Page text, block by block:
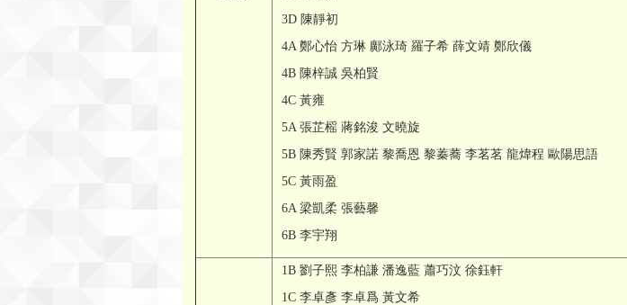
3D 陳靜初
4A 鄭心怡 方琳 鄺泳琦 羅子希 薛文靖 鄭欣儀
4B 陳梓誠 吳柏賢
4C 黃雍
5A 張芷榣 蔣銘浚 文曉旋
5B 陳秀賢 郭家諾 黎喬恩 黎蓁蕎 李茗茗 龍煒程 歐陽思語
5C 黃雨盈
6A 梁凱柔 張藝馨
6B 李宇翔
1B 劉子熙 李柏謙 潘逸藍 蕭巧汶 徐鈺軒
1C 李卓彥 李卓爲 黃文希